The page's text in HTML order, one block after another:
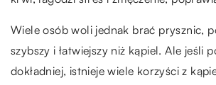
Wiele osób woli jednak brać prysznic,
szybszy i łatwiejszy niż kąpiel. Ale jeśli
dokładniej, istnieje wiele korzyści z